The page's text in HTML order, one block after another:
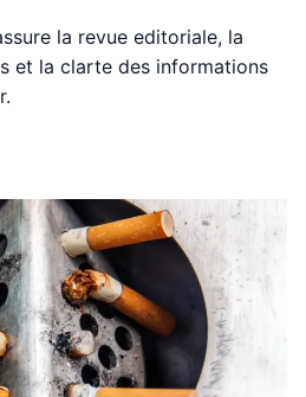
la revue editoriale, la
et la clarte des informations